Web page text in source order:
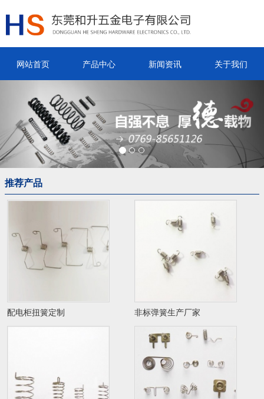
网站首页 产品中心 新闻资讯 关于我们
推荐产品
配电柜扭簧定制 非标弹簧生产厂家